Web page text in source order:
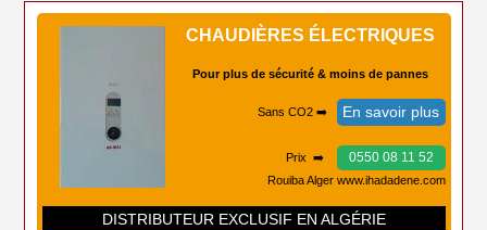
CHAUDIÈRES ÉLECTRIQUES
Pour plus de sécurité & moins de pannes
Sans CO2 ➡️ En savoir plus
Prix ➡️ 0550 08 11 52
Rouiba Alger www.ihadadene.com
DISTRIBUTEUR EXCLUSIF EN ALGÉRIE